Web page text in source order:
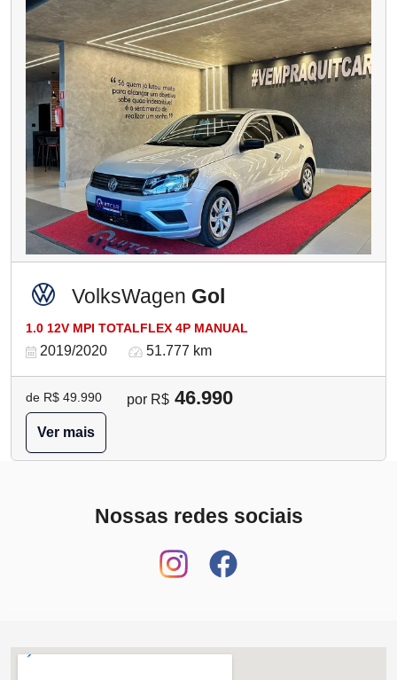
VolksWagen Gol
1.0 12V MPI TOTALFLEX 4P MANUAL
2019/2020 51.777 km
de R$ 49.990 por R$ 46.990
Ver mais
Nossas redes sociais